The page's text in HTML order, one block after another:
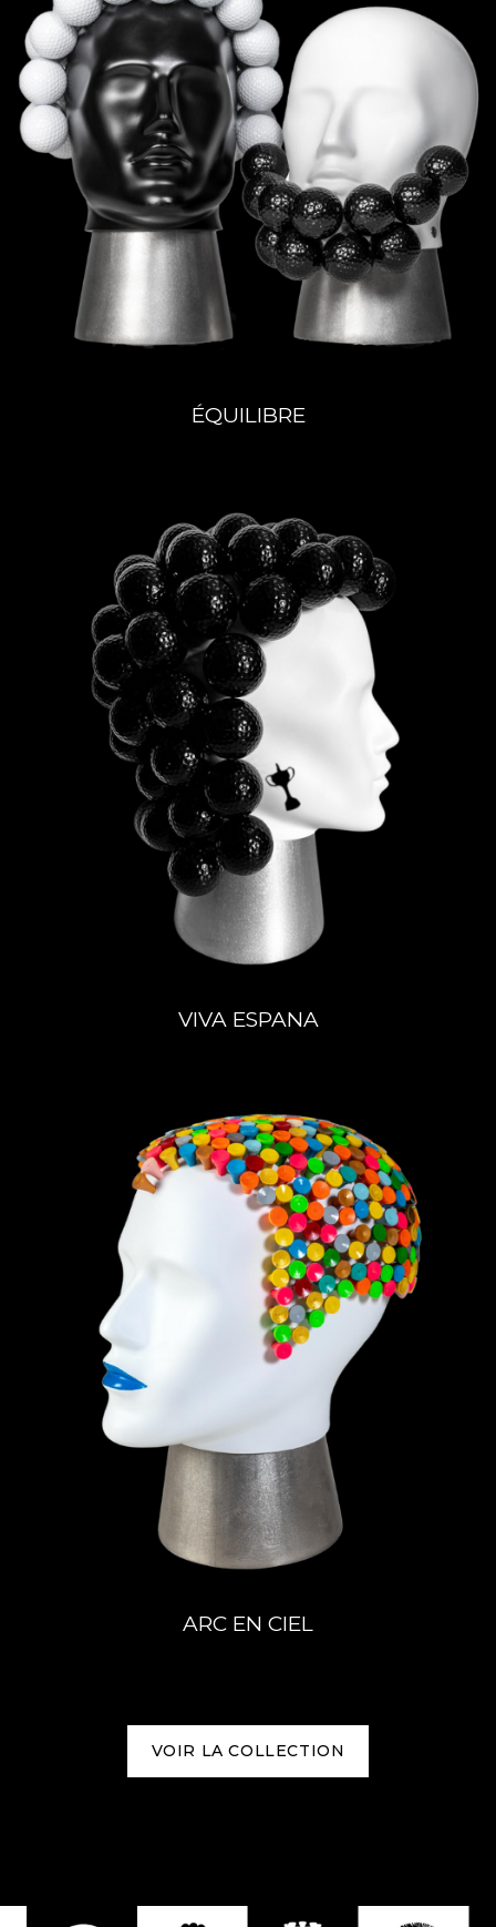
ÉQUILIBRE
VIVA ESPANA
ARC EN CIEL
VOIR LA COLLECTION